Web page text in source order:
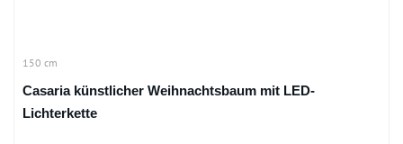
150 cm
Casaria künstlicher Weihnachtsbaum mit LED-
Lichterkette